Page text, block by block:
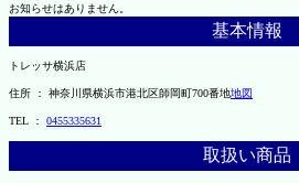
お知らせはありません。
基本情報
トレッサ横浜店
住所 ： 神奈川県横浜市港北区師岡町700番地地図
TEL ： 0455335631
取扱い商品